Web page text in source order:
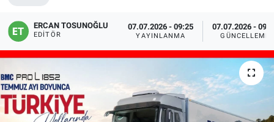
ERCAN TOSUNOĞLU
EDITÖR
07.07.2026 - 09:25
YAYINLANMA
07.07.2026 -
GÜNCELLEME